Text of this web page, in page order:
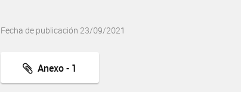
Fecha de publicación 23/09/2021
Anexo - 1